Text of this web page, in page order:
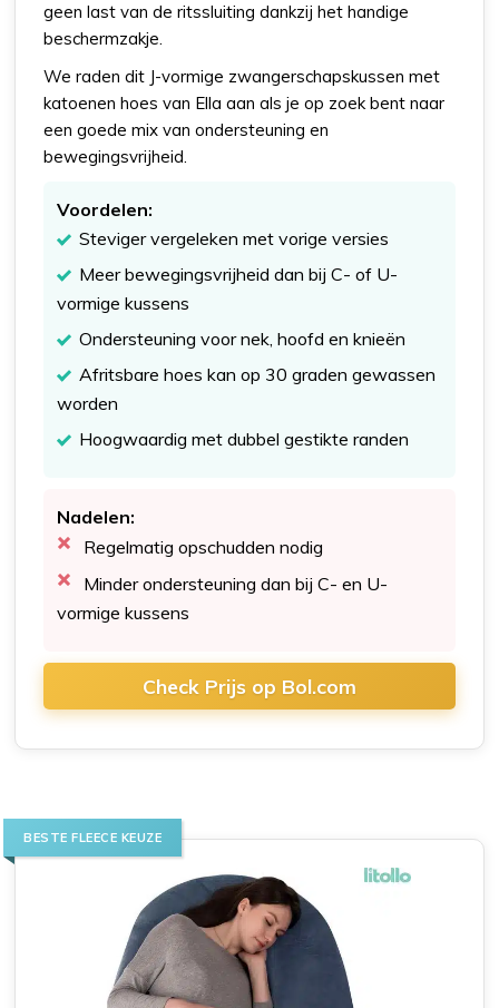
geen last van de ritssluiting dankzij het handige
beschermzakje.
We raden dit J-vormige zwangerschapskussen met
katoenen hoes van Ella aan als je op zoek bent naar
een goede mix van ondersteuning en
bewegingsvrijheid.
Voordelen:
Steviger vergeleken met vorige versies
Meer bewegingsvrijheid dan bij C- of U-
vormige kussens
Ondersteuning voor nek, hoofd en knieën
Afritsbare hoes kan op 30 graden gewassen
worden
Hoogwaardig met dubbel gestikte randen
Nadelen:
Regelmatig opschudden nodig
Minder ondersteuning dan bij C- en U-
vormige kussens
Check Prijs op Bol.com
BESTE FLEECE KEUZE